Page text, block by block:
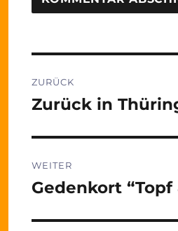
ZURÜCK
Vorheriger
Zurück in
WEITER
Nächster
Gedenkort “Topf